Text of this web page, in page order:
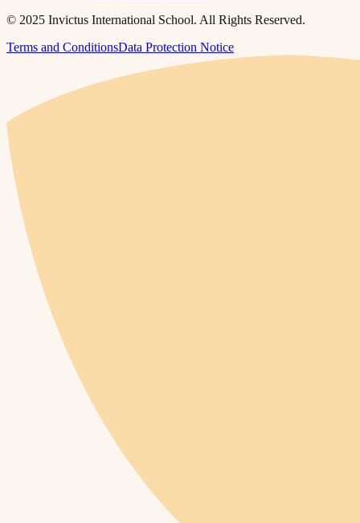
© 2025 Invictus International School. All Rights Reserved.
Terms and ConditionsData Protection Notice